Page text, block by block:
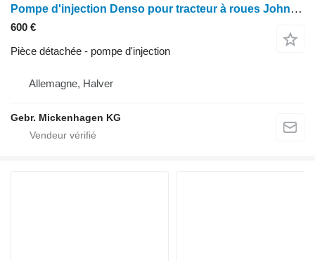
Pompe d'injection Denso pour tracteur à roues John Deere 6090HF
600 €
Pièce détachée - pompe d'injection
Allemagne, Halver
Gebr. Mickenhagen KG